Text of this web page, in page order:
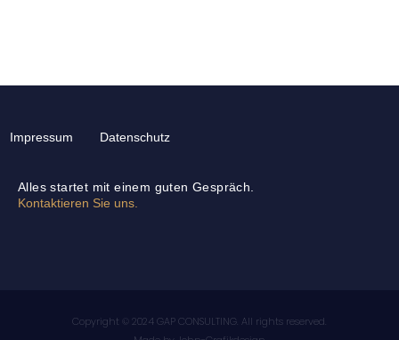
Impressum Datenschutz
Alles startet mit einem guten Gespräch.
Kontaktieren Sie uns.
Copyright © 2024 GAP CONSULTING. All rights reserved.